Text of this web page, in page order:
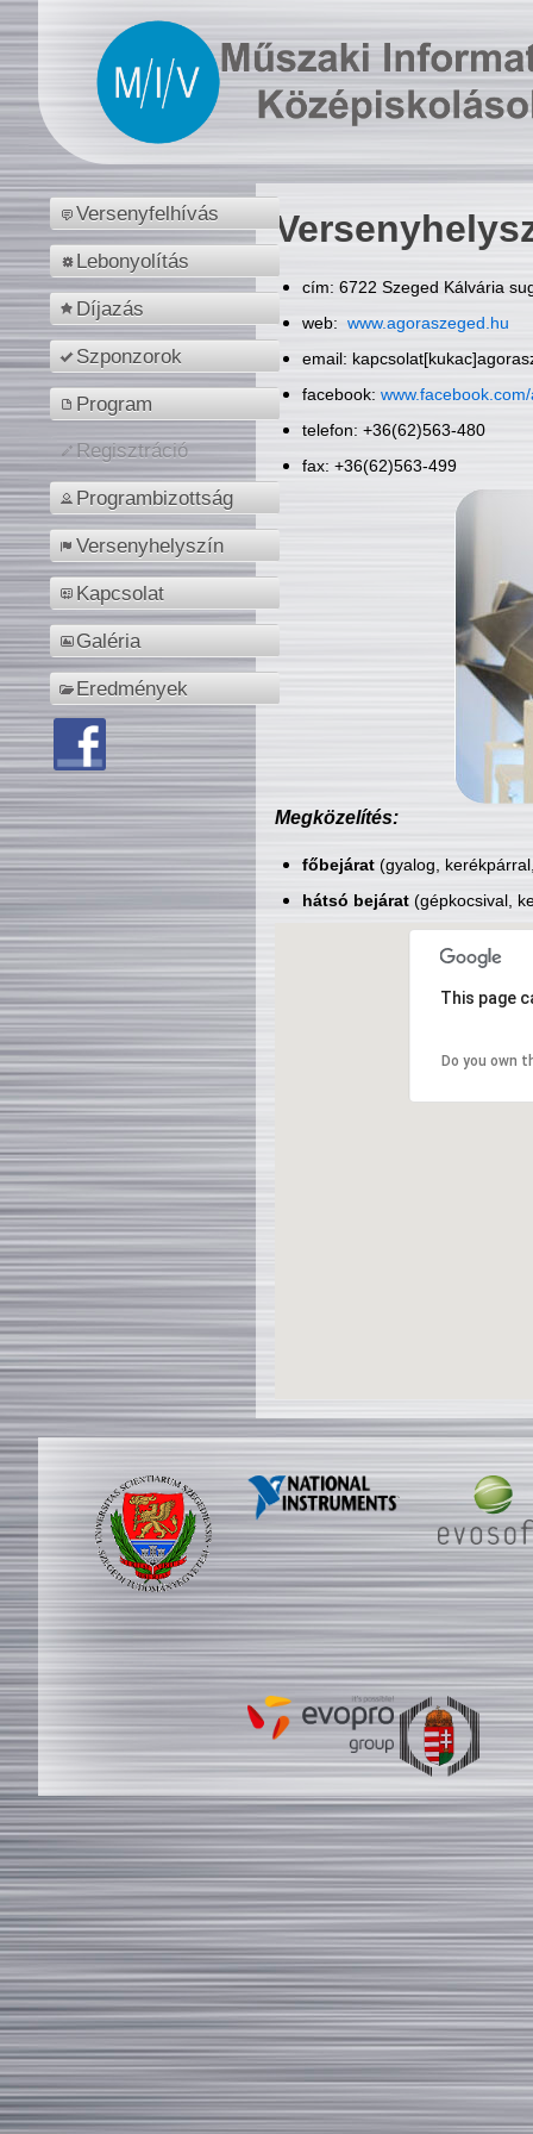
Versenyfelhívás
Lebonyolítás
Díjazás
Szponzorok
Program
Regisztráció
Programbizottság
Versenyhelyszín
Kapcsolat
Galéria
Eredmények
cím: 6722 Szeged Kálvária
web: www.agoraszeged.hu
email:
facebook:
telefon: +36(62)563-480
fax: +36(62)563-499
Megközelítés:
főbejárat(gyalog,
hátsó bejárat(gépkocsival,
This page
Do you own